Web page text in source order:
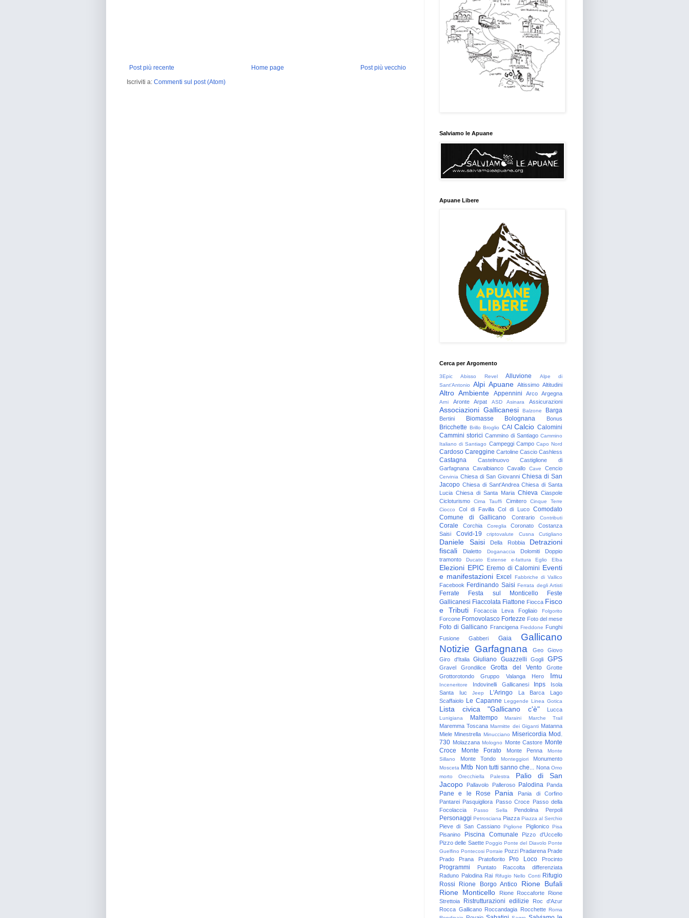
Post più recente Post più vecchio
Home page
Iscriviti a: Commenti sul post (Atom)
Salviamo le Apuane
Apuane Libere
Cerca per Argomento
3Epic Abisso Revel Alluvione
Alpe di
Sant'Antonio
Alpi Apuane Altissimo Altitudini
Altro Ambiente Appennini Arco Argegna
Arni Aronte Arpat ASD Asinara Assicurazioni
Associazioni Gallicanesi Balzone Barga
Bertini Biomasse Bolognana Bonus
Bricchette Brillo Broglio CAI Calcio Calomini
Cammini storici Cammino di Santiago Cammino
Italiano di Santiago Campeggi Campo Capo Nord
Cardoso Careggine Cartoline Cascio Cashless
Castagna Castelnuovo
Castiglione di
Garfagnana Cavalbianco Cavallo Cave Cencio
Cervinia Chiesa di San Giovanni Chiesa di San
Jacopo Chiesa di Sant'Andrea Chiesa di Santa
Lucia Chiesa di Santa Maria Chieva Ciaspole
Cicloturismo
Cima Tauffi Cimitero
Cinque Terre
Ciocco
Col di Favilla Col di Luco Comodato
Comune di Gallicano
Contrario Contributi
Corale Corchia Coreglia Coronato
Costanza
Saisi
Covid-19 criptovalute Cusna Cutigliano
Daniele Saisi Della Robbia
Detrazioni
fiscali
Dialetto Doganaccia Dolomiti
Doppio
tramonto
Ducato Estense e-fattura Eglio Elba
Elezioni EPIC Eremo di Calomini Eventi
e manifestazioni Excel Fabbriche di Vallico
Facebook Ferdinando Saisi Ferrata degli Artisti
Ferrate Festa sul Monticello
Feste
Gallicanesi Fiaccolata Fiattone Fiocca Fisco
e Tributi
Focaccia Leva Fogliaio Folgorito
Forcone Fornovolasco Fortezze Foto del mese
Foto di Gallicano Francigena Freddone Funghi
Fusione
Gabberi Gaia
Gallicano
Notizie Garfagnana Geo
Giovo
Giro d'Italia
Giuliano Guazzelli Gogli GPS
Gravel Grondilice Grotta del Vento
Grotte
Grottorotondo
Gruppo Valanga Hero Imu
Inceneritore Indovinelli Gallicanesi Inps
Isola
Santa
Iuc Jeep L'Aringo La Barca
Lago
Scaffaiolo Le Capanne Leggende Linea Gotica
Lista civica "Gallicano c'è" Lucca
Lunigiana Maltempo Maraini Marche Trail
Maremma Toscana Marmitte dei Giganti Matanna
Miele Minestrella Minucciano Misericordia Mod.
730 Molazzana Mologno Monte Castore Monte
Croce
Monte Forato Monte Penna
Monte
Sillano
Monte Tondo Monteggiori Monumento
Mosceta Mtb Non tutti sanno che... Nona Omo
morto
Orecchiella Palestra
Palio di San
Jacopo
Pallavolo Palleroso Palodina Panda
Pane e le Rose Pania
Pania di Corfino
Pantarei Pasquigliora Passo Croce Passo della
Focolaccia
Passo Sella Pendolina Perpoli
Personaggi Petrosciana Piazza Piazza al Serchio
Pieve di San Cassiano Piglione Piglionico Pisa
Pisanino Piscina Comunale
Pizzo d'Uccello
Pizzo delle Saette Poggio Ponte del Diavolo Ponte
Guelfino Pontecosi Porraie Pozzi Pradarena Prade
Prado
Prana Pratofiorito Pro Loco Procinto
Programmi Puntato
Raccolta differenziata
Raduno Palodina Rai Rifugio Nello Conti Rifugio
Rossi
Rione Borgo Antico
Rione Bufali
Rione Monticello
Rione Roccaforte
Rione
Strettoia
Ristrutturazioni edilizie
Roc d'Azur
Rocca Gallicano Roccandagia Rocchette Roma